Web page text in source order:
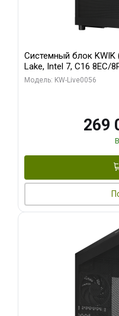
Системный блок KWIK
Lake, Intel 7, C16
Palit RTX5080 INFINITY
Модель: KW-Live0056
269